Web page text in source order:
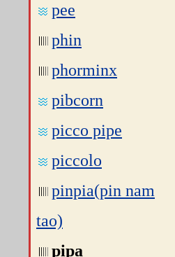
pee
phin
phorminx
pibcorn
picco pipe
piccolo
pinpia(pin nam
tao)
pipa